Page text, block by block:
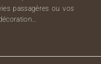
passagères ou vos